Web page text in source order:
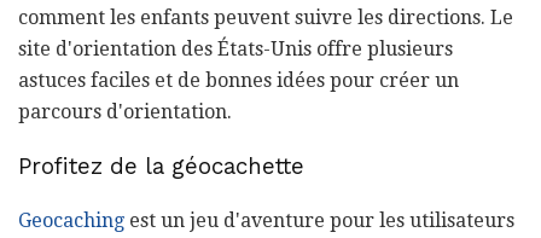
comment les enfants peuvent suivre les directions. Le
site d'orientation des États-Unis offre plusieurs
astuces faciles et de bonnes idées pour créer un
parcours d'orientation.
Profitez de la géocachette
Geocaching est un jeu d'aventure pour les utilisateurs